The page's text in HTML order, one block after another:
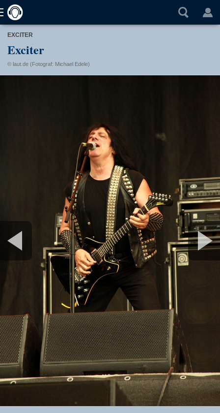
EXCITER
Exciter
© laut.de (Fotograf: Michael Edele)